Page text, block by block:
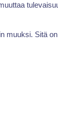
muuksi. Sitä